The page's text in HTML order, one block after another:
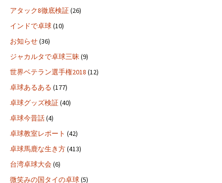
アタック8徹底検証(26)
インドで卓球(10)
お知らせ(36)
ジャカルタで卓球三昧(9)
世界ベテラン選手権2018 (12)
卓球あるある (177)
卓球グッズ検証(40)
卓球今昔話(4)
卓球教室レポート (42)
卓球馬鹿な生き方(413)
台湾卓球大会(6)
微笑みの国タイの卓球(5)